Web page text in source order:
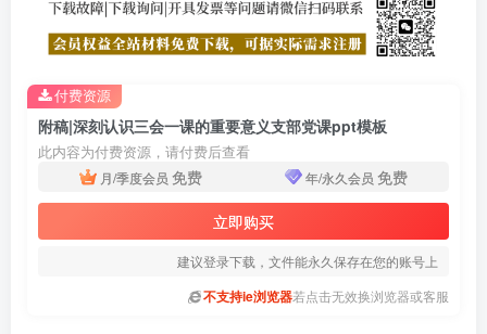
附稿|深刻认识三会一课的重要意义支部党课ppt模板
此内容为付费资源，请付费后查看
月/季度会员 免费 年/永久会员 免费
立即购买
建议登录下载，文件能永久保存在您的账号上
不支持ie浏览器若点击无效换浏览器或客服
付费资源